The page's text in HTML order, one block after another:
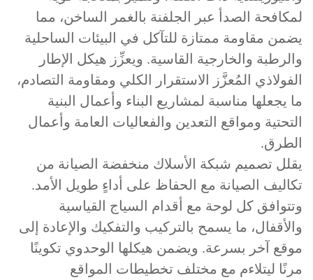
الصدأ عبر الجلفنة بالغمر الساخن، مما
مقاومة ممتازة للتآكل في البيئات الساحلية
والخارجية القاسية. ويعزِّز هيكل الإطار
المُعزَّز الاستقرار الكلي ومقاومة التصادم،
يجعلها مناسبة لمشاريع البناء وأعمال البنية
ومواقع التعدين والفعاليات العامة وأعمال
تصميم شبكة الأسلاك منخفضة الصيانة من
الصيانة مع الحفاظ على أداءٍ طويل الأمد.
كل لوحة مع أقدام السياج القياسية
ما يسمح بالتركيب والتفكيك والإعادة إلى
آخر بسرعة. ويضمن هيكلها الوحدوي تكوينًا
ليتلاءم مع مختلف تخطيطات المواقع